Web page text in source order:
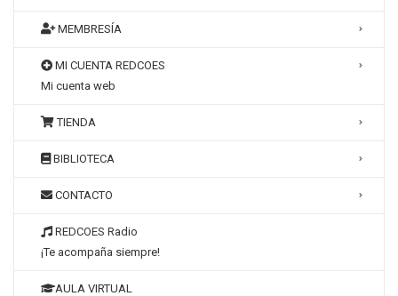
MEMBRESÍA
MI CUENTA REDCOES
Mi cuenta web
TIENDA
BIBLIOTECA
CONTACTO
REDCOES Radio
¡Te acompaña siempre!
AULA VIRTUAL